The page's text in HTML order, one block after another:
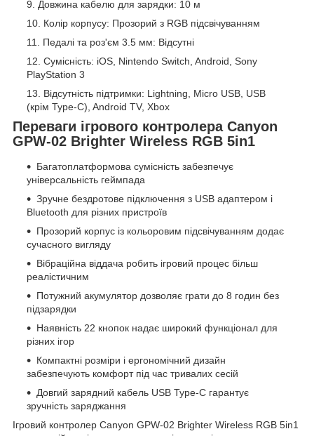
Довжина кабелю для зарядки: 10 м
Колір корпусу: Прозорий з RGB підсвічуванням
Педалі та роз'єм 3.5 мм: Відсутні
Сумісність: iOS, Nintendo Switch, Android, Sony
PlayStation 3
Відсутність підтримки: Lightning, Micro USB, USB
(крім Type-C), Android TV, Xbox
Переваги ігрового контролера Canyon
GPW-02 Brighter Wireless RGB 5in1
Багатоплатформова сумісність забезпечує
універсальність геймпада
Зручне бездротове підключення з USB адаптером і
Bluetooth для різних пристроїв
Прозорий корпус із кольоровим підсвічуванням додає
сучасного вигляду
Вібраційна віддача робить ігровий процес більш
реалістичним
Потужний акумулятор дозволяє грати до 8 годин без
підзарядки
Наявність 22 кнопок надає широкий функціонал для
різних ігор
Компактні розміри і ергономічний дизайн
забезпечують комфорт під час тривалих сесій
Довгий зарядний кабель USB Type-C гарантує
зручність заряджання
Ігровий контролер Canyon GPW-02 Brighter Wireless RGB 5in1